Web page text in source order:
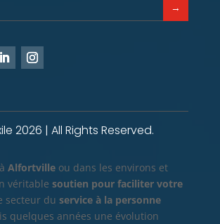
→
2026 | All Rights Reserved.
Alfortvilleou dans les environs et
véritable soutien pour faciliter votre
secteur du service à la personne
quelques années une évolution